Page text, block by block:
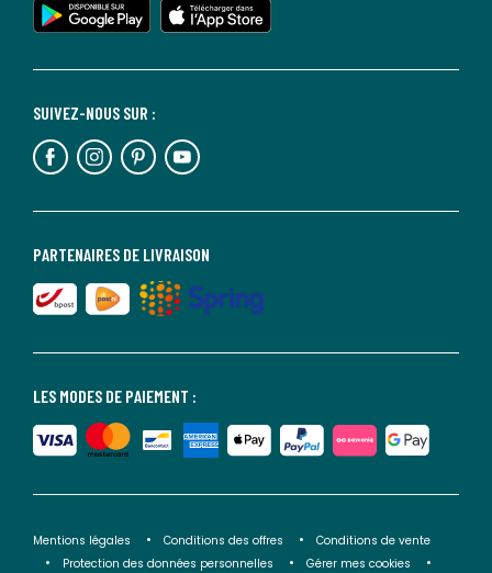
LES MODES DE PAIEMENT :
PARTENAIRES DE LIVRAISON
SUIVEZ-NOUS SUR :
Mentions légales Conditions des offres
Conditions de vente
Protection des données personnelles
Gérer mes cookies